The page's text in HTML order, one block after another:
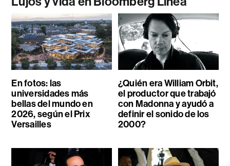
En fotos: las
universidades más
bellas del mundo en
2026, según el Prix
Versailles
¿Quién era William Orbit,
el productor que trabajó
con Madonna y ayudó a
definir el sonido de los
2000?